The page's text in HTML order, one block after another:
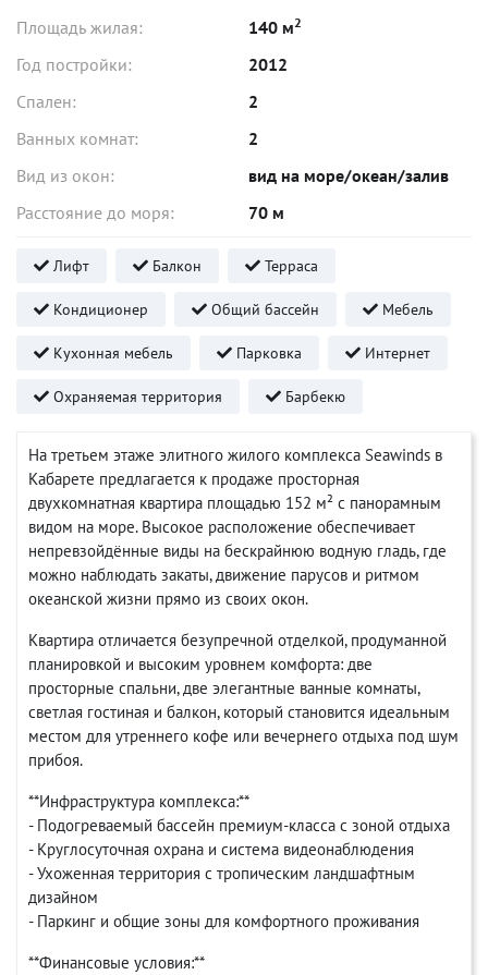
Площадь жилая: 140 м2
Год постройки:
2012
Спален:
2
Ванных комнат:
2
Вид из окон:
вид на море/океан/залив
Расстояние до моря:
70 м
Лифт Балкон Терраса
Кондиционер Общий бассейн Мебель
Кухонная мебель Парковка Интернет
Охраняемая территория Барбекю
На третьем этаже элитного жилого комплекса Seawinds в
Кабарете предлагается к продаже просторная
двухкомнатная квартира площадью 152 м² с панорамным
видом на море. Высокое расположение обеспечивает
непревзойдённые виды на бескрайнюю водную гладь, где
можно наблюдать закаты, движение парусов и ритмом
океанской жизни прямо из своих окон.
Квартира отличается безупречной отделкой, продуманной
планировкой и высоким уровнем комфорта: две
просторные спальни, две элегантные ванные комнаты,
светлая гостиная и балкон, который становится идеальным
местом для утреннего кофе или вечернего отдыха под шум
прибоя.
**Инфраструктура комплекса:**
- Подогреваемый бассейн премиум-класса с зоной отдыха
- Круглосуточная охрана и система видеонаблюдения
- Ухоженная территория с тропическим ландшафтным
дизайном
- Паркинг и общие зоны для комфортного проживания
**Финансовые условия:**